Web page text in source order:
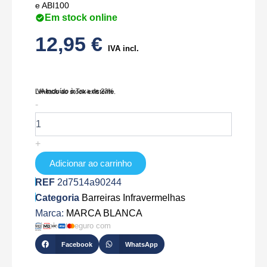
e ABI100
Em stock online
12,95 € IVA incl.
IVA Incluído à Taxa de 23%
Limitado ao stock existente.
-
de
2XAN-
6Z
+
Adicionar ao carrinho
REF 2d7514a90244
Categoria Barreiras Infravermelhas
Marca: MARCA BLANCA
Checkout seguro com
Facebook WhatsApp